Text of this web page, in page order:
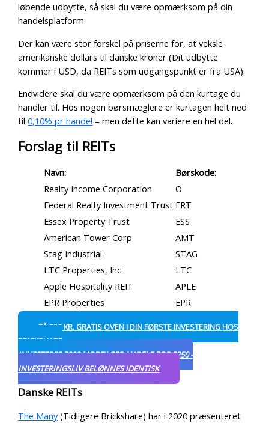
løbende udbytte, så skal du være opmærksom på din
handelsplatform.
Der kan være stor forskel på priserne for, at veksle
amerikanske dollars til danske kroner (Dit udbytte
kommer i USD, da REITs som udgangspunkt er fra USA).
Endvidere skal du være opmærksom på den kurtage du
handler til. Hos nogen børsmæglere er kurtagen helt ned
til0,10% pr handel – men dette kan variere en hel del.
Forslag til REITs
Navn:
Børskode:
Realty Income Corporation
O
Federal Realty Investment Trust FRT
Essex Property Trust
ESS
American Tower Corp
AMT
Stag Industrial
STAG
LTC Properties, Inc.
LTC
Apple Hospitality REIT
APLE
EPR Properties
EPR
FÅ 250 KR. GRATIS OVEN I DIN FØRSTE INVESTERINGHOS
BRICKSHARE
INVESTERES 5000 MODTAGES ANDELE FOR 5250 -
INVESTERINGSLIV BELØNNES IDENTISK
Danske REITs
The Many(Tidligere Brickshare) har i 2020 præsenteret